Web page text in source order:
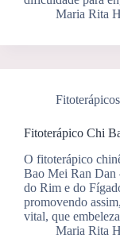
Maria Rita
Fitoterápicos
Fitoterápico Chi
O fitoterápico
Bao Mei Ran Dan
do Rim e do
promovendo
vital, que
Maria Rita